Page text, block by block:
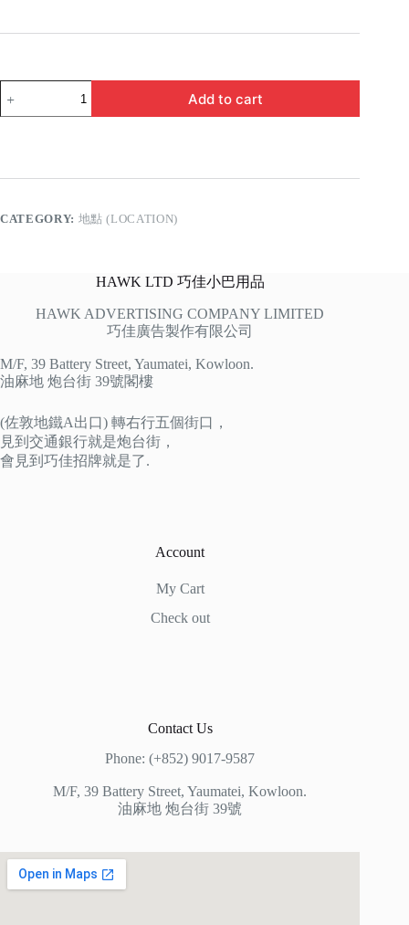
沙
Add to cart
CATEGORY: 地點 (LOCATION)
HAWK LTD 巧佳小巴用品
HAWK ADVERTISING COMPANY LIMITED
巧佳廣告製作有限公司
M/F, 39 Battery Street, Yaumatei, Kowloon.
油麻地 炮台街 39號閣樓
(佐敦地鐵A出口) 轉右行五個街口，
見到交通銀行就是炮台街，
會見到巧佳招牌就是了.
Account
My Cart
Check out
Contact Us
Phone: (+852) 9017-9587
M/F, 39 Battery Street, Yaumatei, Kowloon.
油麻地 炮台街 39號